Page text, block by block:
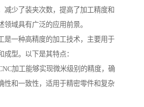
减少了装夹次数，提高了加工精度和
领域具有广泛的应用前景。
是一种高精度的加工技术，主要用于
成型。以下是其特点：
加工能够实现微米级别的精度，确
性和一致性，适用于精密零件和复杂